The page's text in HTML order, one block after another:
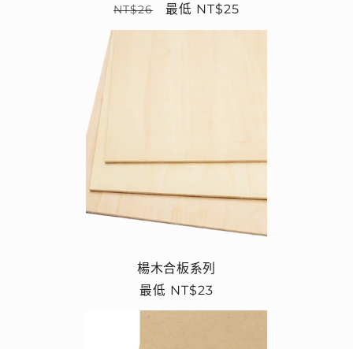
定
NT$26
售
最低 NT$25
楊木合板系列
定
最低 NT$23